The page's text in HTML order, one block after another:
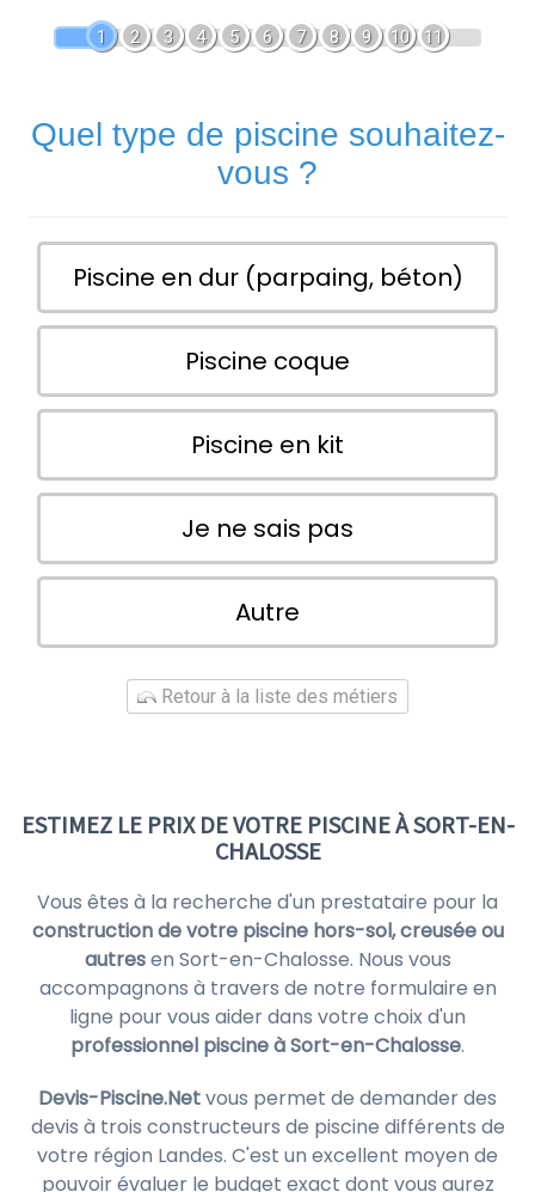
1 2 3 4 5 6 7 8 9 10 11
Quel type de piscine souhaitez-
vous ?
Piscine en dur (parpaing, béton)
Piscine coque
Piscine en kit
Je ne sais pas
Autre
Retour à la liste des métiers
ESTIMEZ LE PRIX DE VOTRE PISCINE À SORT-EN-
CHALOSSE
Vous êtes à la recherche d'un prestataire pour la
construction de votre piscine hors-sol, creusée ou
autresen Sort-en-Chalosse. Nous vous
accompagnons à travers de notre formulaire en
ligne pour vous aider dans votre choix d'un
professionnel piscine à Sort-en-Chalosse.
Devis-Piscine.Netvous permet de demander des
devis à trois constructeurs de piscine différents de
votre région Landes. C'est un excellent moyen de
pouvoir évaluer le budget exact dont vous aurez